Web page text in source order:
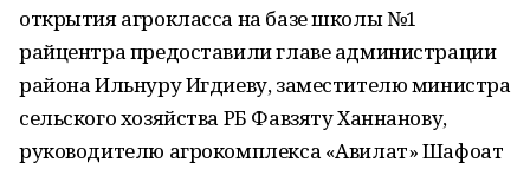
открытия агрокласса на базе школы №1
райцентра предоставили главе администрации
района Ильнуру Игдиеву, заместителю министра
сельского хозяйства РБ Фавзяту Ханнанову,
руководителю агрокомплекса «Авилат» Шафоат